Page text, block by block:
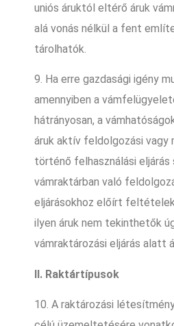
uniós áruktól eltérő áruk
alá vonás nélkül a fent
tárolhatók.
9. Ha erre gazdasági igény
amennyiben a
hátrányosan, a
áruk aktív feldolgozási
történő felhasználási eljárás
vámraktárban való
eljárásokhoz előírt
ilyen áruk nem tekinthetők
vámraktározási eljárás alatt
II. Raktártípusok
10. A raktározási